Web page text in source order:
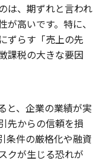
は、期ずれと言われ
高いです。特に、
ずらす「売上の先
課税の大きな要因
と、企業の業績が実
先からの信頼を損
条件の厳格化や融資
クが生じる恐れが